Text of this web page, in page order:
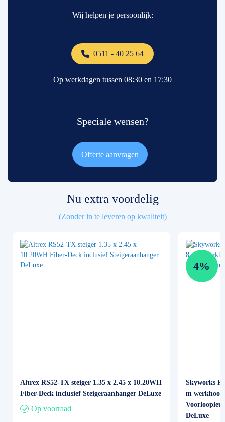
Wij helpen je persoonlijk:
0511 - 40 25 64
Op werkdagen tussen 08:30 en 17:30
Speciale wensen?
Offerte aanvragen
Nu extra voordelig
(Zonder in te leveren op kwaliteit)
Altrex RS52-TX steiger 1.35 x 2.45 x 10.20WH
Fiber-Deck inclusief Steigeraanhanger DeLuxe
Op voorraad
4%
Skyworks
m
DeLuxe